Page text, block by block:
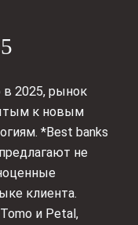
в 2025, рынок
к новым
*Best banks
не
клиента.
и Petal,